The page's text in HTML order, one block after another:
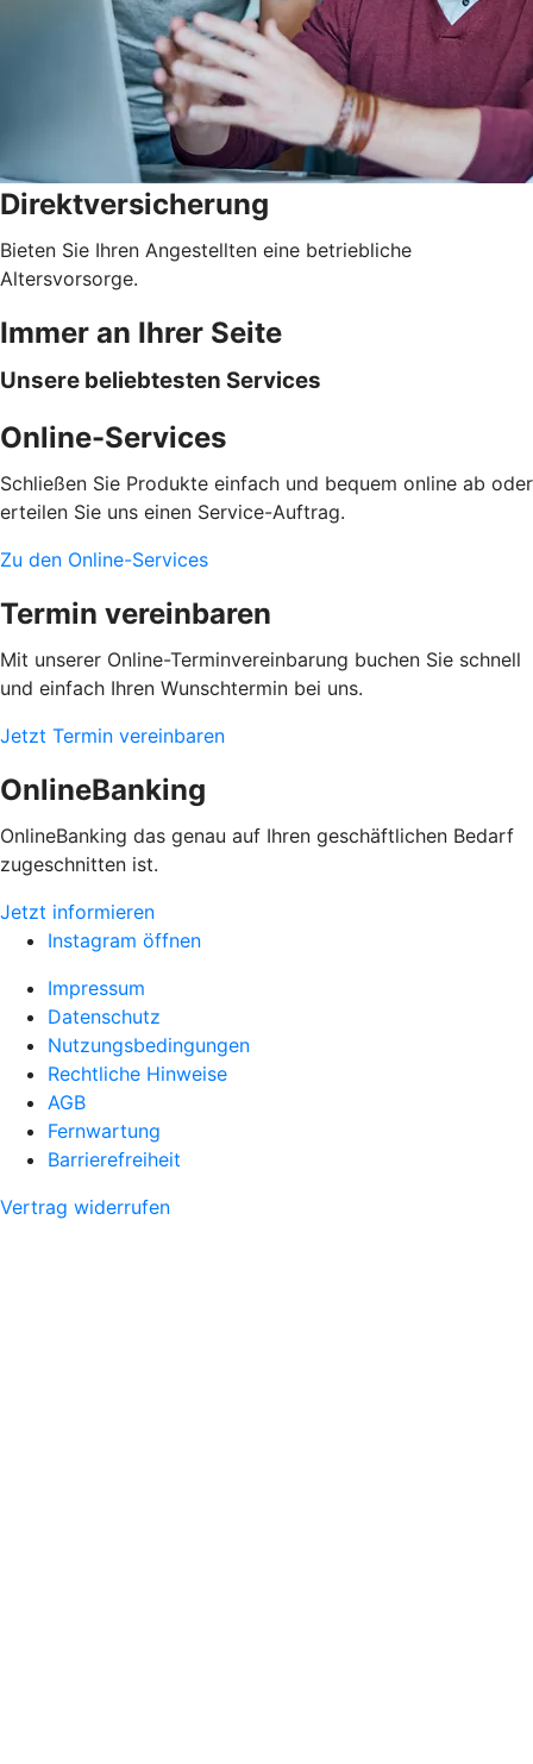
Direktversicherung
Bieten Sie Ihren Angestellten eine betriebliche
Altersvorsorge.
Immer an Ihrer Seite
Unsere beliebtesten Services
Online-Services
Schließen Sie Produkte einfach und bequem online ab oder
erteilen Sie uns einen Service-Auftrag.
Zu den Online-Services
Termin vereinbaren
Mit unserer Online-Terminvereinbarung buchen Sie schnell
und einfach Ihren Wunschtermin bei uns.
Jetzt Termin vereinbaren
OnlineBanking
OnlineBanking das genau auf Ihren geschäftlichen Bedarf
zugeschnitten ist.
Jetzt informieren
Instagram öffnen
Impressum
Datenschutz
Nutzungsbedingungen
Rechtliche Hinweise
AGB
Fernwartung
Barrierefreiheit
Vertrag widerrufen